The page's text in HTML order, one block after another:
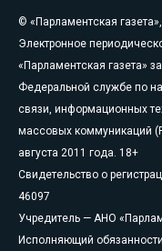
© «Парламентская газета»,
Электронное
«Парламентская газета»
Федеральной службе по
связи, информационных
массовых коммуникаций
августа 2011 года. 18+
Свидетельство о
46097
Учредитель — АНО
Исполняющий